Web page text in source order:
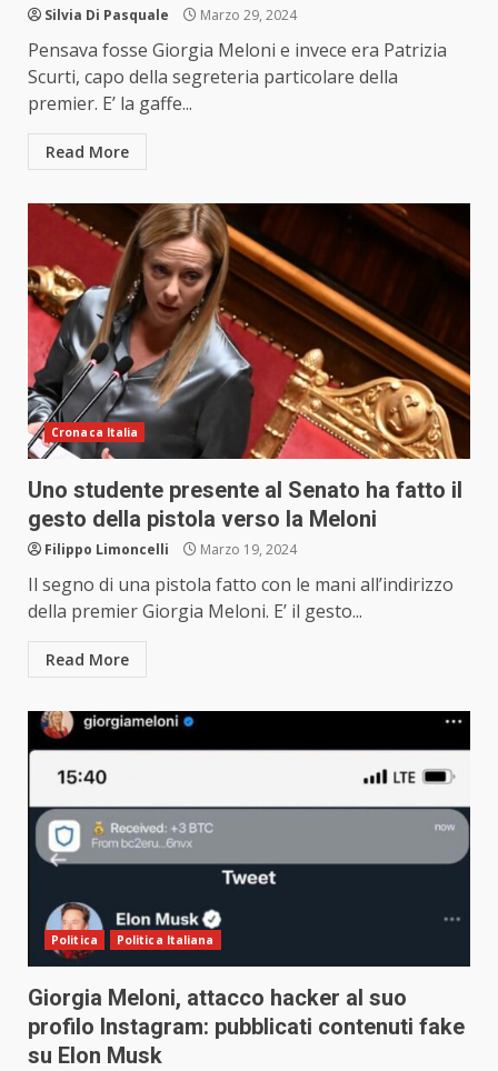
Silvia Di Pasquale Marzo 29, 2024
Pensava fosse Giorgia Meloni e invece era Patrizia
Scurti, capo della segreteria particolare della
premier. E’ la gaffe...
Read More
Cronaca Italia
Uno studente presente al Senato ha fatto il
gesto della pistola verso la Meloni
Filippo Limoncelli Marzo 19, 2024
Il segno di una pistola fatto con le mani all’indirizzo
della premier Giorgia Meloni. E’ il gesto...
Read More
Politica Politica Italiana
Giorgia Meloni, attacco hacker al suo
profilo Instagram: pubblicati contenuti fake
su Elon Musk